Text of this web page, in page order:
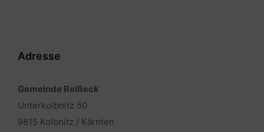
Adresse
Gemeinde Reißeck
Unterkolbnitz 50
9815 Kolbnitz / Kärnten